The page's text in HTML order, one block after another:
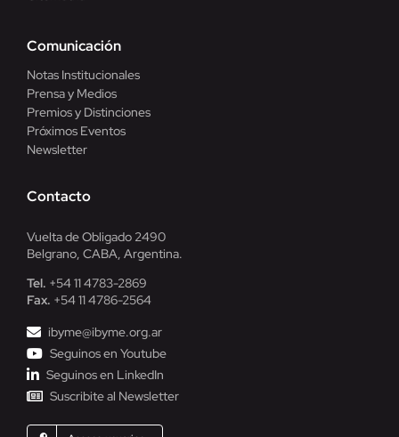
Comunicación
Notas Institucionales
Prensa y Medios
Premios y Distinciones
Próximos Eventos
Newsletter
Contacto
Vuelta de Obligado 2490
Belgrano, CABA, Argentina.
Tel. +54 11 4783-2869
Fax. +54 11 4786-2564
ibyme@ibyme.org.ar
Seguinos en Youtube
Seguinos en LinkedIn
Suscribite al Newsletter